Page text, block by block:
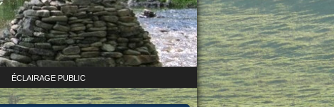
ÉCLAIRAGE PUBLIC